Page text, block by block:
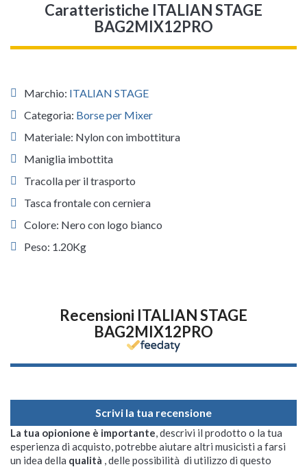
Caratteristiche ITALIAN STAGE
BAG2MIX12PRO
Marchio: ITALIAN STAGE
Categoria: Borse per Mixer
Materiale: Nylon con imbottitura
Maniglia imbottita
Tracolla per il trasporto
Tasca frontale con cerniera
Colore: Nero con logo bianco
Peso: 1.20Kg
Recensioni ITALIAN STAGE
BAG2MIX12PRO
Scrivi la tua recensione
La tua opionione è importante, descrivi il prodotto o la tua
esperienza di acquisto, potrebbe aiutare altri musicisti a farsi
un idea della qualità , delle possibilità di utilizzo di questo